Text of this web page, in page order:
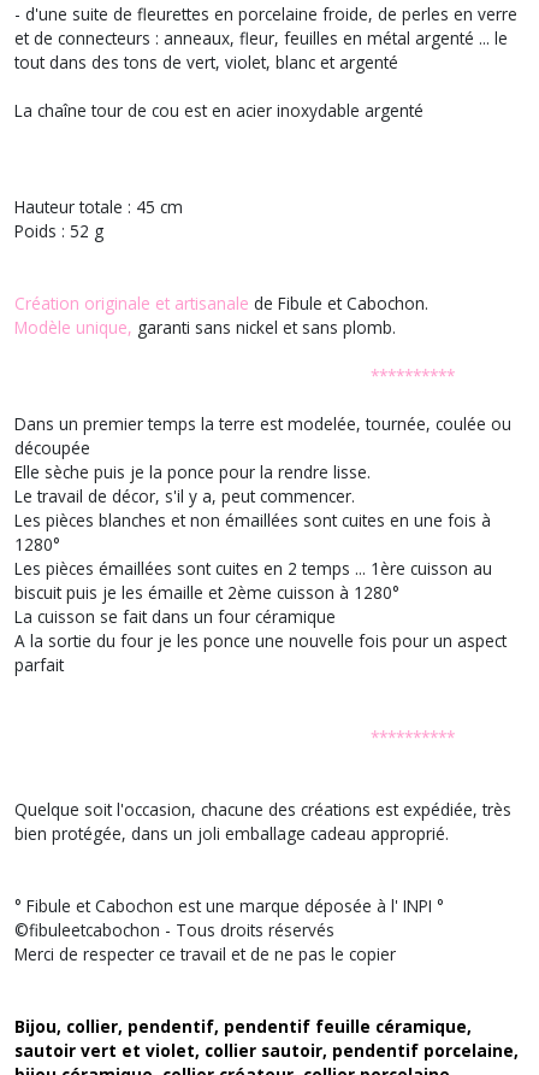
- d'une suite de fleurettes en porcelaine froide, de perles en verre
et de connecteurs : anneaux, fleur, feuilles en métal argenté ... le
tout dans des tons de vert, violet, blanc et argenté
La chaîne tour de cou est en acier inoxydable argenté
Hauteur totale : 45 cm
Poids : 52 g
Création originale et artisanale de Fibule et Cabochon.
Modèle unique, garanti sans nickel et sans plomb.
**********
Dans un premier temps la terre est modelée, tournée, coulée ou
découpée
Elle sèche puis je la ponce pour la rendre lisse.
Le travail de décor, s'il y a, peut commencer.
Les pièces blanches et non émaillées sont cuites en une fois à
1280°
Les pièces émaillées sont cuites en 2 temps ... 1ère cuisson au
biscuit puis je les émaille et 2ème cuisson à 1280°
La cuisson se fait dans un four céramique
A la sortie du four je les ponce une nouvelle fois pour un aspect
parfait
**********
Quelque soit l'occasion, chacune des créations est expédiée, très
bien protégée, dans un joli emballage cadeau approprié.
° Fibule et Cabochon est une marque déposée à l' INPI °
©fibuleetcabochon - Tous droits réservés
Merci de respecter ce travail et de ne pas le copier
Bijou, collier, pendentif, pendentif feuille céramique,
sautoir vert et violet, collier sautoir, pendentif porcelaine,